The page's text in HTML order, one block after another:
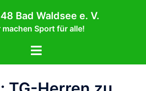
Bad Waldsee e. V.
machen Sport für alle!
Menü